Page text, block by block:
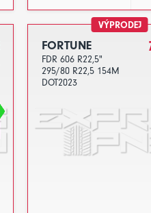
VÝPRODEJ
FORTUNE
FDR 606 R22,5"
295/80 R22,5 154M
DOT2023